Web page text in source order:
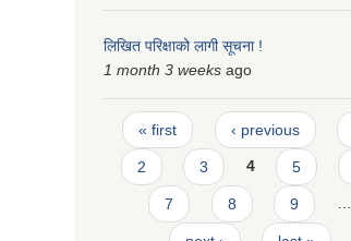
लिखित परिक्षाको लागी सूचना !
1 month 3 weeks ago
Pages
« first ‹ previous
2 3 4 5
7 8 9 …